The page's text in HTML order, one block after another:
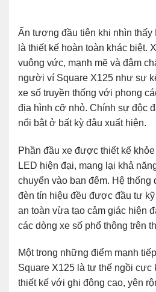
Ấn tượng đầu tiên khi nhìn thấy
là thiết kế hoàn toàn khác biệt.
vuông vức, mạnh mẽ và đậm
người ví Square X125 như sự
xe số truyền thống với phong
địa hình cỡ nhỏ. Chính sự độc
nổi bật ở bất kỳ đâu xuất hiện.
Phần đầu xe được thiết kế
LED hiện đại, mang lại khả
chuyển vào ban đêm. Hệ thống
đèn tín hiệu đều được đầu tư
an toàn vừa tạo cảm giác hiện
các dòng xe số phổ thông trên
Một trong những điểm mạnh
Square X125 là tư thế ngồi cực
thiết kế với ghi đông cao, yên